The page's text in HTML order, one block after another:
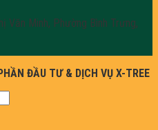
Văn Minh, Phường Bình Trưng,
ĐẦU TƯ & DỊCH VỤ X-TREE